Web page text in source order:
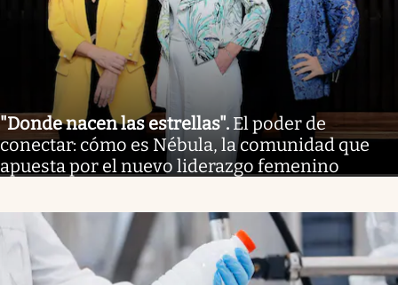
"Donde nacen las estrellas". El poder de
conectar: cómo es Nébula, la comunidad que
apuesta por el nuevo liderazgo femenino